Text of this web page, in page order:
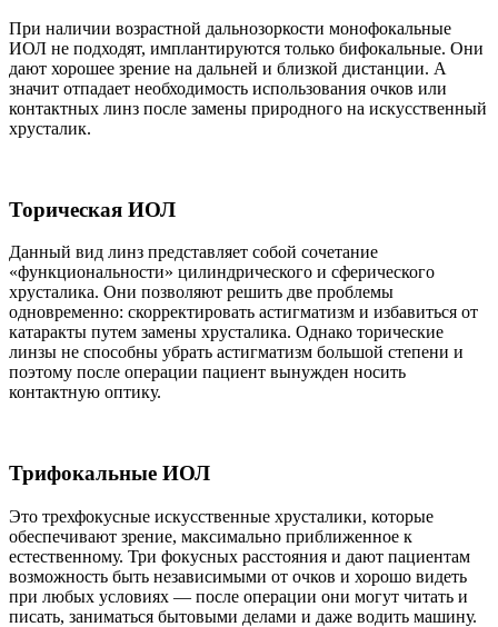
При наличии возрастной дальнозоркости монофокальные
ИОЛ не подходят, имплантируются только бифокальные. Они
дают хорошее зрение на дальней и близкой дистанции. А
значит отпадает необходимость использования очков или
контактных линз после замены природного на искусственный
хрусталик.
Торическая ИОЛ
Данный вид линз представляет собой сочетание
«функциональности» цилиндрического и сферического
хрусталика. Они позволяют решить две проблемы
одновременно: скорректировать астигматизм и избавиться от
катаракты путем замены хрусталика. Однако торические
линзы не способны убрать астигматизм большой степени и
поэтому после операции пациент вынужден носить
контактную оптику.
Трифокальные ИОЛ
Это трехфокусные искусственные хрусталики, которые
обеспечивают зрение, максимально приближенное к
естественному. Три фокусных расстояния и дают пациентам
возможность быть независимыми от очков и хорошо видеть
при любых условиях — после операции они могут читать и
писать, заниматься бытовыми делами и даже водить машину.